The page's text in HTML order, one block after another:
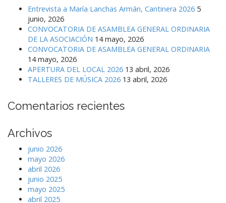
Entrevista a María Lanchas Armán, Cantinera 2026 5
junio, 2026
CONVOCATORIA DE ASAMBLEA GENERAL ORDINARIA
DE LA ASOCIACIÓN 14 mayo, 2026
CONVOCATORIA DE ASAMBLEA GENERAL ORDINARIA
14 mayo, 2026
APERTURA DEL LOCAL 2026 13 abril, 2026
TALLERES DE MÚSICA 2026 13 abril, 2026
Comentarios recientes
Archivos
junio 2026
mayo 2026
abril 2026
junio 2025
mayo 2025
abril 2025